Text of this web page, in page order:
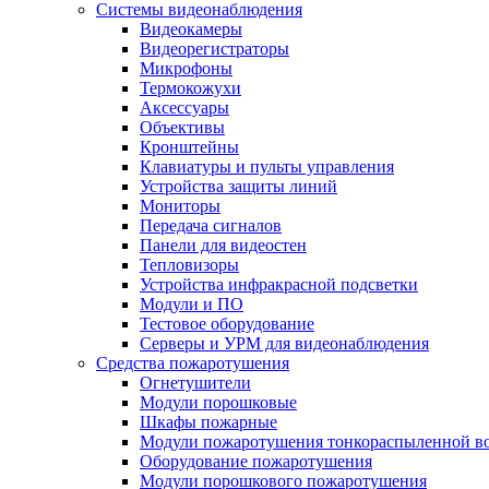
Системы видеонаблюдения
Видеокамеры
Видеорегистраторы
Микрофоны
Термокожухи
Аксессуары
Объективы
Кронштейны
Клавиатуры и пульты управления
Устройства защиты линий
Мониторы
Передача сигналов
Панели для видеостен
Тепловизоры
Устройства инфракрасной подсветки
Модули и ПО
Тестовое оборудование
Серверы и УРМ для видеонаблюдения
Средства пожаротушения
Огнетушители
Модули порошковые
Шкафы пожарные
Модули пожаротушения тонкораспыленной
Оборудование пожаротушения
Модули порошкового пожаротушения